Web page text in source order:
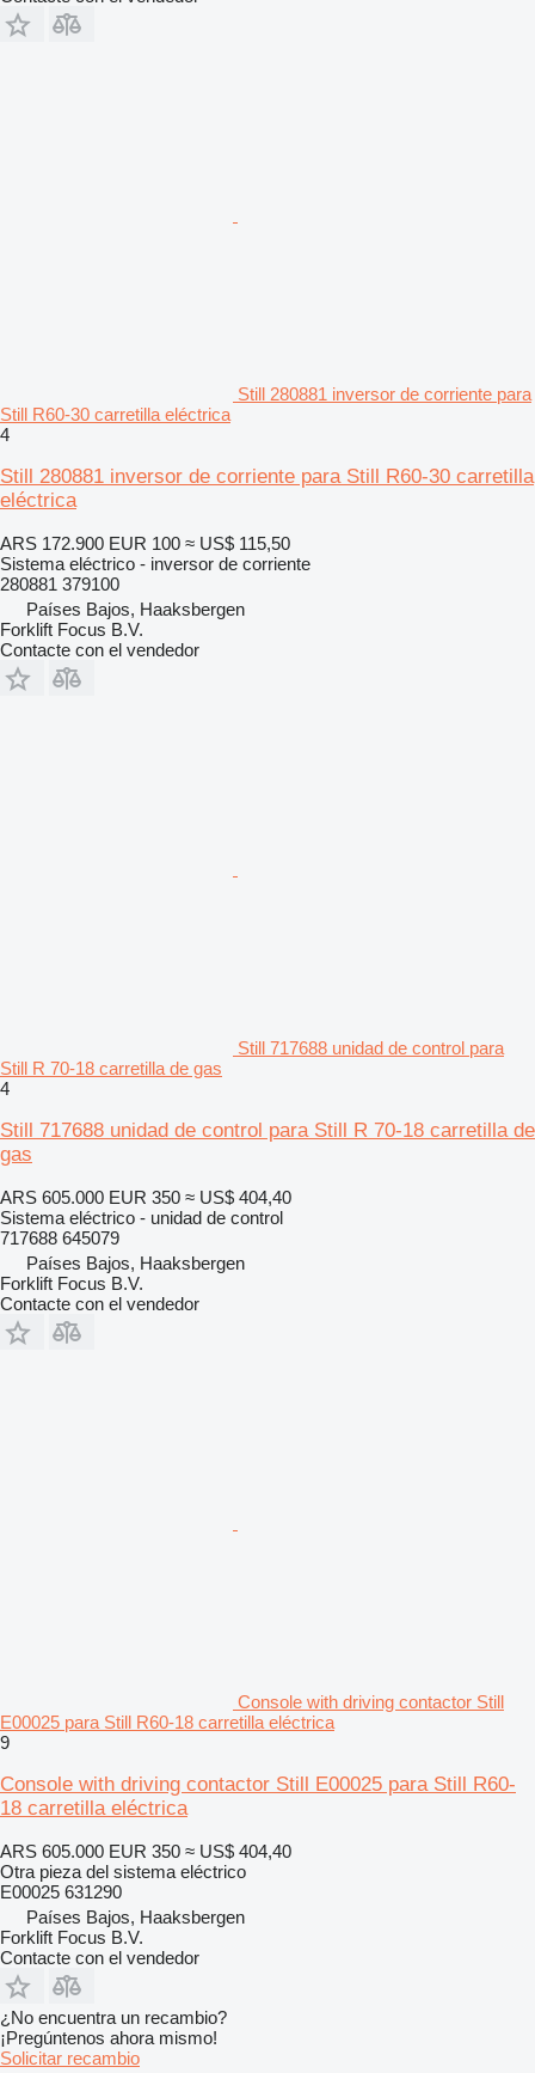
Still 280881 inversor de corriente para
Still R60-30 carretilla eléctrica
4
Still 280881 inversor de corriente para Still R60-30 carretilla
eléctrica
ARS 172.900 EUR 100 ≈ US$ 115,50
Sistema eléctrico - inversor de corriente
280881 379100
Países Bajos, Haaksbergen
Forklift Focus B.V.
Contacte con el vendedor
Still 717688 unidad de control para
Still R 70-18 carretilla de gas
4
Still 717688 unidad de control para Still R 70-18 carretilla de
gas
ARS 605.000 EUR 350 ≈ US$ 404,40
Sistema eléctrico - unidad de control
717688 645079
Países Bajos, Haaksbergen
Forklift Focus B.V.
Contacte con el vendedor
Console with driving contactor Still
E00025 para Still R60-18 carretilla eléctrica
9
Console with driving contactor Still E00025 para Still R60-
18 carretilla eléctrica
ARS 605.000 EUR 350 ≈ US$ 404,40
Otra pieza del sistema eléctrico
E00025 631290
Países Bajos, Haaksbergen
Forklift Focus B.V.
Contacte con el vendedor
¿No encuentra un recambio?
¡Pregúntenos ahora mismo!
Solicitar recambio